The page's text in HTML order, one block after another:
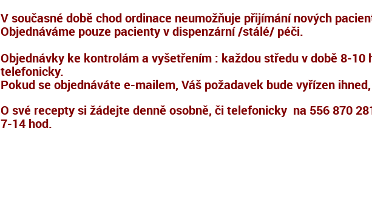
V současné době chod ordinace neumožňuje přijímání nových
Objednáváme pouze pacienty v dispenzární /stálé/ péči.
Objednávky ke kontrolám a vyšetřením : každou středu v době 8-10
telefonicky.
Pokud se objednáváte e-mailem, Váš požadavek bude vyřízen
O své recepty si žádejte denně osobně, či telefonicky na 556 870
7-14 hod.